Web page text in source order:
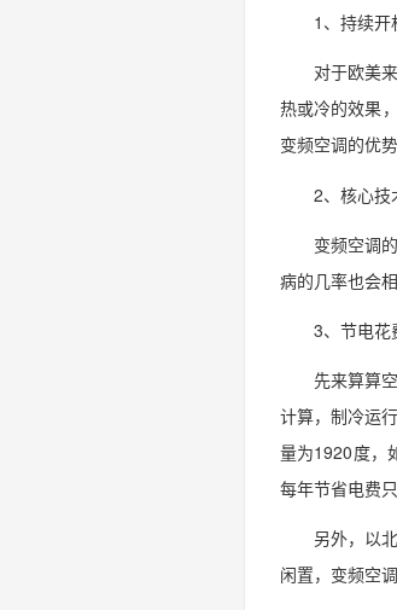
1、持续开
对于欧美
热或冷的效果
变频空调的优
2、核心技
变频空调
病的几率也会相
3、节电花
先来算算
计算，制冷运
量为1920度，
每年节省电费
另外，以
闲置，变频空